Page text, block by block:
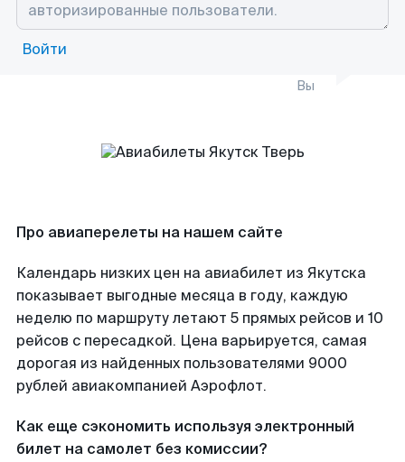
Войти
Вы
Про авиаперелеты на нашем сайте
Календарь низких цен на авиабилет из Якутска
показывает выгодные месяца в году, каждую
неделю по маршруту летают 5 прямых рейсов и 10
рейсов с пересадкой. Цена варьируется, самая
дорогая из найденных пользователями 9000
рублей авиакомпанией Аэрофлот.
Как еще сэкономить используя электронный
билет на самолет без комиссии?